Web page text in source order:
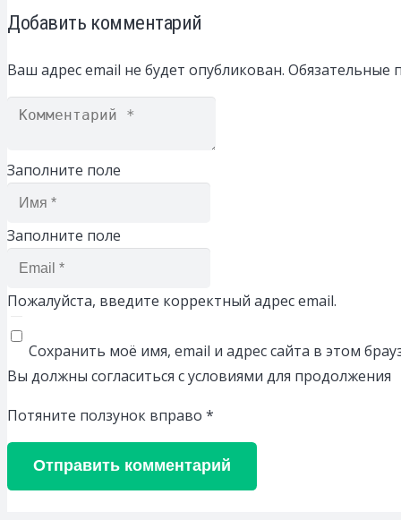
Добавить комментарий
Ваш адрес email не будет опубликован. Обязательные
Заполните поле
Заполните поле
Пожалуйста, введите корректный адрес email.
Сохранить моё имя, email и адрес сайта в этом
Вы должны согласиться с условиями для продолжения
Потяните ползунок вправо *
Отправить комментарий